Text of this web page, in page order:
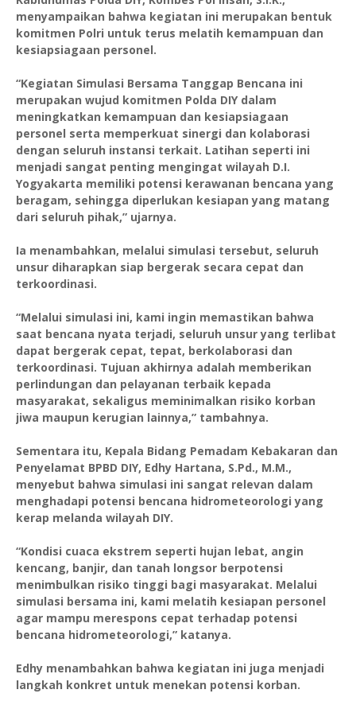
menyampaikan bahwa kegiatan ini merupakan bentuk
komitmen Polri untuk terus melatih kemampuan dan
kesiapsiagaan personel.
“Kegiatan Simulasi Bersama Tanggap Bencana ini
merupakan wujud komitmen Polda DIY dalam
meningkatkan kemampuan dan kesiapsiagaan
personel serta memperkuat sinergi dan kolaborasi
dengan seluruh instansi terkait. Latihan seperti ini
menjadi sangat penting mengingat wilayah D.I.
Yogyakarta memiliki potensi kerawanan bencana yang
beragam, sehingga diperlukan kesiapan yang matang
dari seluruh pihak,” ujarnya.
Ia menambahkan, melalui simulasi tersebut, seluruh
unsur diharapkan siap bergerak secara cepat dan
terkoordinasi.
“Melalui simulasi ini, kami ingin memastikan bahwa
saat bencana nyata terjadi, seluruh unsur yang terlibat
dapat bergerak cepat, tepat, berkolaborasi dan
terkoordinasi. Tujuan akhirnya adalah memberikan
perlindungan dan pelayanan terbaik kepada
masyarakat, sekaligus meminimalkan risiko korban
jiwa maupun kerugian lainnya,” tambahnya.
Sementara itu, Kepala Bidang Pemadam Kebakaran dan
Penyelamat BPBD DIY, Edhy Hartana, S.Pd., M.M.,
menyebut bahwa simulasi ini sangat relevan dalam
menghadapi potensi bencana hidrometeorologi yang
kerap melanda wilayah DIY.
“Kondisi cuaca ekstrem seperti hujan lebat, angin
kencang, banjir, dan tanah longsor berpotensi
menimbulkan risiko tinggi bagi masyarakat. Melalui
simulasi bersama ini, kami melatih kesiapan personel
agar mampu merespons cepat terhadap potensi
bencana hidrometeorologi,” katanya.
Edhy menambahkan bahwa kegiatan ini juga menjadi
langkah konkret untuk menekan potensi korban.